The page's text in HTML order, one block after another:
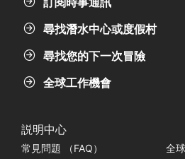
尋找潛水中心或度假村
尋找您的下一次冒險
全球工作機會
説明中心
常見問題 （FAQ）
全